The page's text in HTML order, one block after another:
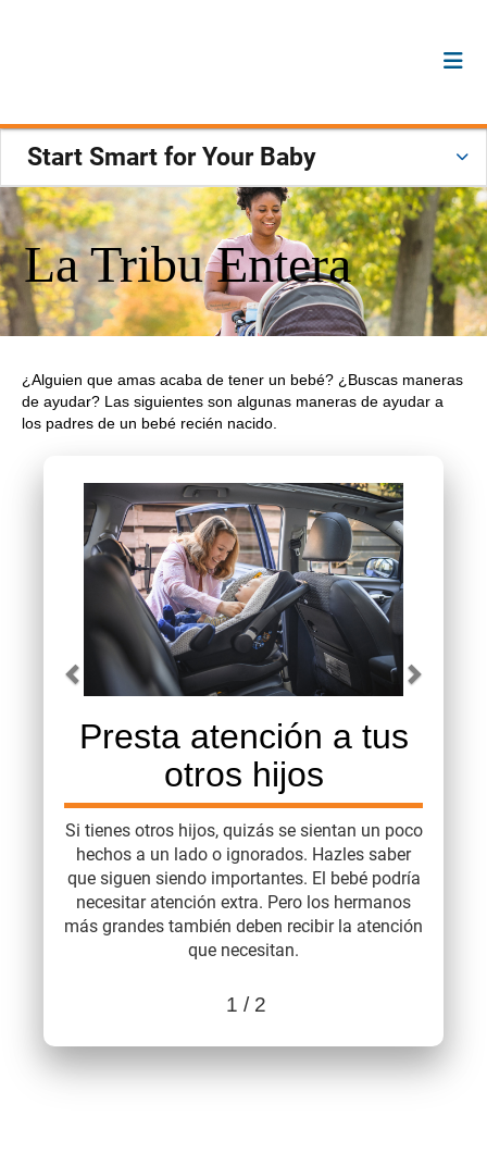
Start Smart for Your Baby
La Tribu Entera
¿Alguien que amas acaba de tener un bebé? ¿Buscas maneras
de ayudar? Las siguientes son algunas maneras de ayudar a
los padres de un bebé recién nacido.
Carousel content with 2 slides.
A carousel is a rotating set of images, rotation stops on
Presta atención a tus
otros hijos
Si tienes otros hijos, quizás se sientan un poco
hechos a un lado o ignorados. Hazles saber
que siguen siendo importantes. El bebé podría
necesitar atención extra. Pero los hermanos
más grandes también deben recibir la atención
que necesitan.
1 / 2